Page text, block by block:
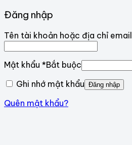
Đăng nhập
Tên tài khoản hoặc địa chỉ email
Mật khẩu *Bắt buộc
Ghi nhớ mật khẩu Đăng nhập
Quên mật khẩu?